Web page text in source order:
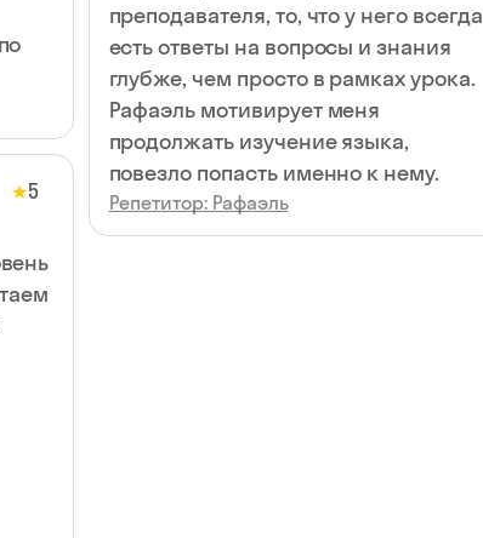
★5
преподавателя, то, что у него всегда
есть ответы на вопросы и знания
глубже, чем просто в рамках урока.
Рафаэль мотивирует меня
продолжать изучение языка,
повезло попасть именно к нему.
Репетитор: Рафаэль